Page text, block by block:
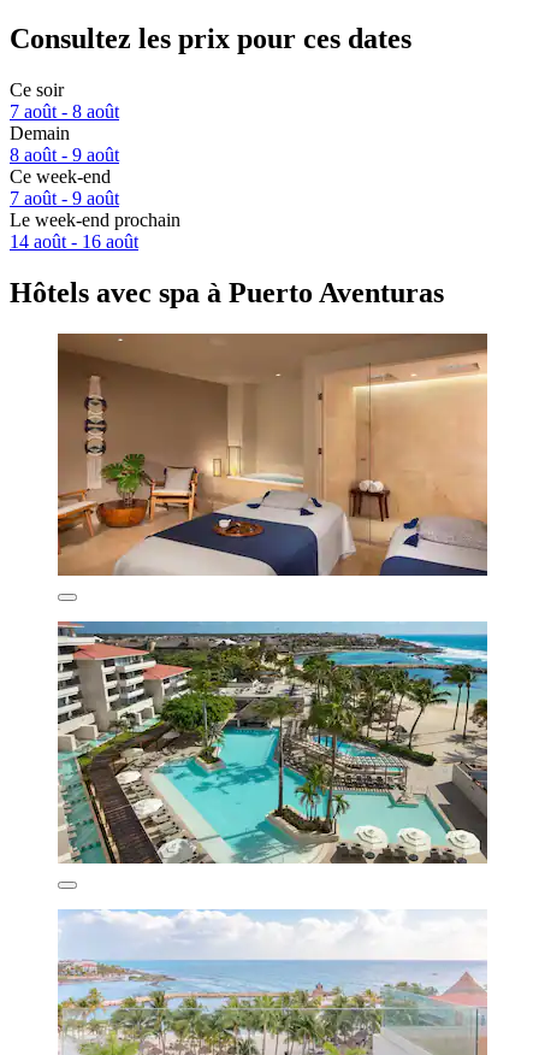
Consultez les prix pour ces dates
Ce soir
7 août - 8 août
Demain
8 août - 9 août
Ce week-end
7 août - 9 août
Le week-end prochain
14 août - 16 août
Hôtels avec spa à Puerto Aventuras